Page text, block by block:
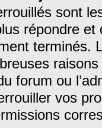
sont
répondre
terminés.
forum ou
vos